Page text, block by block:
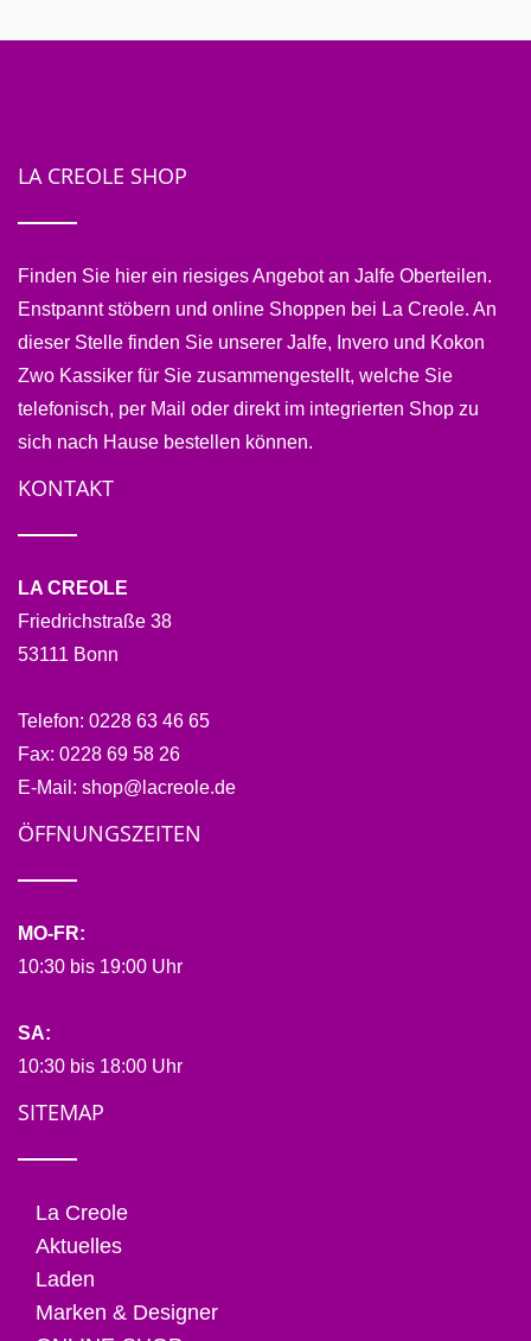
LA CREOLE SHOP
Finden Sie hier ein riesiges Angebot an Jalfe Oberteilen.
Enstpannt stöbern und online Shoppen bei La Creole. An
dieser Stelle finden Sie unserer Jalfe, Invero und Kokon
Zwo Kassiker für Sie zusammengestellt, welche Sie
telefonisch, per Mail oder direkt im integrierten Shop zu
sich nach Hause bestellen können.
KONTAKT
LA CREOLE
Friedrichstraße 38
53111 Bonn
Telefon: 0228 63 46 65
Fax: 0228 69 58 26
E-Mail: shop@lacreole.de
ÖFFNUNGSZEITEN
MO-FR:
10:30 bis 19:00 Uhr
SA:
10:30 bis 18:00 Uhr
SITEMAP
La Creole
Aktuelles
Laden
Marken & Designer